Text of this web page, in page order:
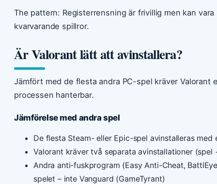
The pattern: Registerrensning är frivillig men kan
kvarvarande spillror.
Är Valorant lätt att avinstallera?
Jämfört med de flesta andra PC-spel kräver Valorant
processen hanterbar.
Jämförelse med andra spel
De flesta Steam- eller Epic-spel avinstalleras
Valorant kräver två separata avinstallationer (spel
Andra anti-fuskprogram (Easy Anti-Cheat,
spelet – inte Vanguard (GameTyrant)